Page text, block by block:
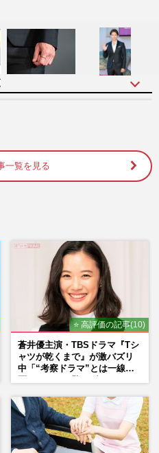
トンデモ夫』ランキング、
イラつかせた圧倒的1位は
9日・16日号 2026/5/29
2日号 2026/5/19
『プロフェッショナル 保
蓮』主演中に〈柔術世界大
〉ストイック…
10日号 2026/1/29
プロフェッショナル 保険調
』主演の夫・玉木宏から「フ
6日・13日号 2025/12/23
ラ夫ランキング》向井理、玉
一覧を見る
⭐ 高評価の記事(10)
蒼井優主演・TBSドラマ『Tシ
ャツが乾くまで』が激バズリ
中「“考察ドラマ”とは一線を